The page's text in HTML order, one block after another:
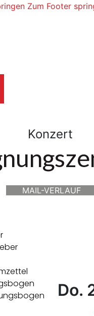
Zum Footer
Konzert
MAIL-VERLAUF
Do.